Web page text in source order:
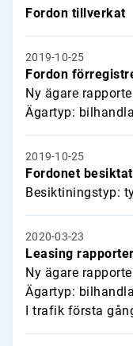
Fordon tillverkat
2019-10-25
Fordon
Ny ägare
Ägartyp:
2019-10-25
Fordonet
Besiktiningstyp:
2020-03-23
Leasing
Ny ägare
Ägartyp:
I trafik första